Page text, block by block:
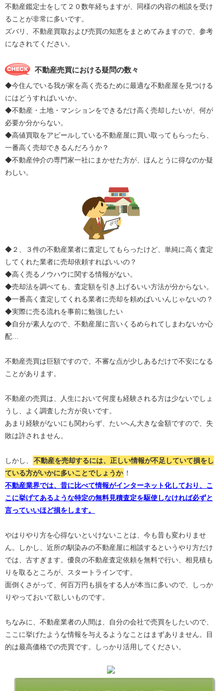
不動産鑑定士をして２０数年経ちますが、同様の内容の相談を受け
ることが非常に多いです。
ズバリ、不動産買取および売買の知恵をまとめてみますので、参考
になされてください。
不動産売買における疑問の数々
◆今住んでいる我が家を高く売るために最適な不動産屋を見つける
にはどうすればいいか。
◆不動産・土地・マンションをできるだけ高く売却したいが、何が
必要か分からない。
◆高値買取をアピールしている不動産屋に買い取ってもらったら、
一番高く売却できるんだろうか？
◆不動産仲介の専門家一社にまかせた方が、ほんとうに得なのか疑
わしい。
◆２、３件の不動産業者に査定してもらったけど、単純に高く査定
してくれた業者に売却依頼すればいいの？
◆高く売るノウハウに関する情報がない。
◆売却法を調べても、査定額を引き上げるいい方法が分からない。
◆一番高く査定してくれる業者に売却を頼めばいいんじゃないの？
◆実際に売る流れを事前に勉強したい
◆自分が素人なので、不動産屋に言いくるめられてしまわないか心
配…
不動産売買は巨額ですので、不審な点が少しあるだけで不安になる
ことがあります。
不動産の売買は、人生において何度も経験される方は少ないでしょ
うし、よく調査した方が良いです。
あまり経験がないにも関わらず、たいへん大きな金額ですので、失
敗は許されません。
しかし、
不動産を売却するには、正しい情報が不足していて損をし
ている方がいかに多いことでしょうか ！
不動産業界では、昔に比べて情報がインターネット化しており、こ
こに挙げてあるような特定の無料見積査定を駆使しなければ必ずと
言っていいほど損をします。
やはりやり方を心得ないといけないことは、今も昔も変わりませ
ん。しかし、近所の馴染みの不動産屋に相談するというやり方だけ
では、古すぎます。優良の不動産査定依頼を無料で行い、相見積も
りを取るところが、スタートラインです。
面倒くさがって、何百万円も損をする人が本当に多いので、しっか
りやっておいて欲しいものです。
ちなみに、不動産業者の人間は、自分の会社で売買をしたいので、
ここに挙げたような情報を与えるようなことはまずありません。目
的は最高価格での売買です。しっかり活用してください。